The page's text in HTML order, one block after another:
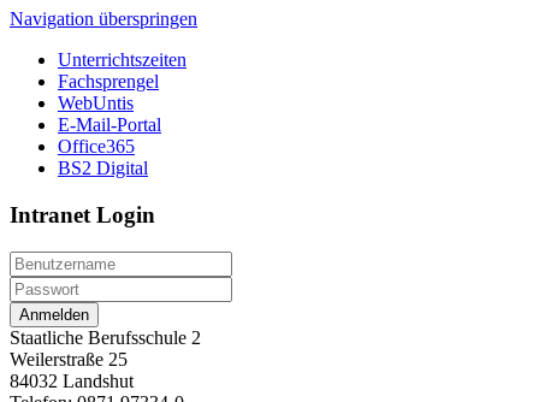
Navigation überspringen
Unterrichtszeiten
Fachsprengel
WebUntis
E-Mail-Portal
Office365
BS2 Digital
Intranet Login
Anmelden
Staatliche Berufsschule 2
Weilerstraße 25
84032 Landshut